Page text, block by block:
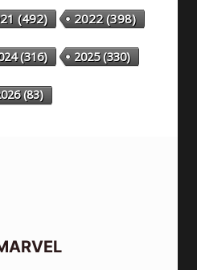
(492) 2022(398)
(316) 2025(330)
(83)